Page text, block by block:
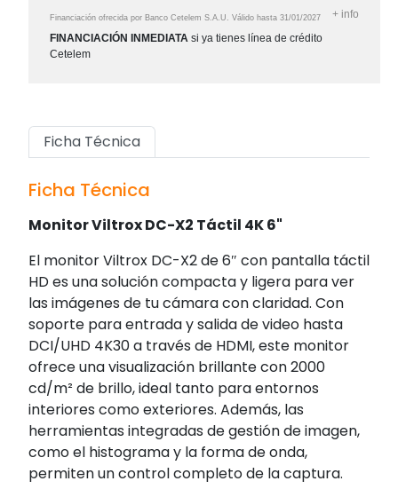
Financiación ofrecida por Banco Cetelem S.A.U. Válido hasta 31/01/2027 + info
FINANCIACIÓN INMEDIATA si ya tienes línea de crédito
Cetelem
Ficha Técnica
Ficha Técnica
Monitor Viltrox DC-X2 Táctil 4K 6"
El monitor Viltrox DC-X2 de 6″ con pantalla táctil
HD es una solución compacta y ligera para ver
las imágenes de tu cámara con claridad. Con
soporte para entrada y salida de video hasta
DCI/UHD 4K30 a través de HDMI, este monitor
ofrece una visualización brillante con 2000
cd/m² de brillo, ideal tanto para entornos
interiores como exteriores. Además, las
herramientas integradas de gestión de imagen,
como el histograma y la forma de onda,
permiten un control completo de la captura.